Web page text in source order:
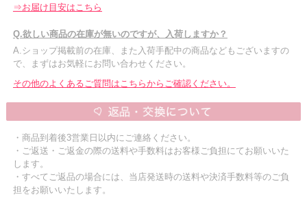
⇒お届け目安はこちら
Q.欲しい商品の在庫が無いのですが、入荷しますか？
A.ショップ掲載前の在庫、また入荷手配中の商品などもございますの
で、まずはお気軽にお問い合わせください。
その他のよくあるご質問はこちらからご確認ください。
・商品到着後3営業日以内にご連絡ください。
・ご返送・ご返金の際の送料や手数料はお客様ご負担にてお願いいた
します。
・すべてご返品の場合には、当店発送時の送料や決済手数料等のご負
担をお願いいたします。